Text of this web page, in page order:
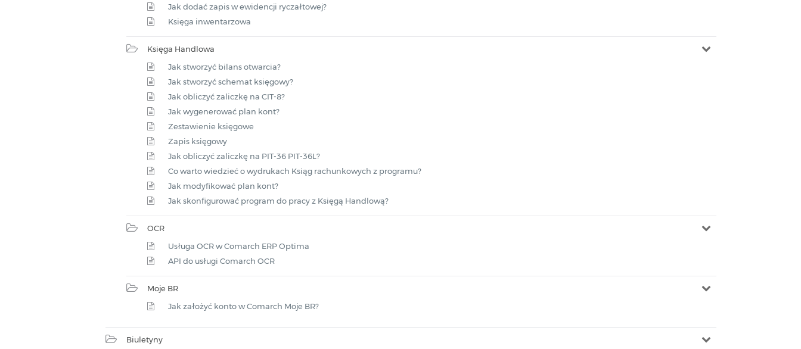
Jak dodać zapis w ewidencji ryczałtowej?
Księga inwentarzowa
Księga Handlowa
Jak stworzyć bilans otwarcia?
Jak stworzyć schemat księgowy?
Jak obliczyć zaliczkę na CIT-8?
Jak wygenerować plan kont?
Zestawienie księgowe
Zapis księgowy
Jak obliczyć zaliczkę na PIT-36 PIT-36L?
Co warto wiedzieć o wydrukach Ksiąg rachunkowych z programu?
Jak modyfikować plan kont?
Jak skonfigurować program do pracy z Księgą Handlową?
OCR
Usługa OCR w Comarch ERP Optima
API do usługi Comarch OCR
Moje BR
Jak założyć konto w Comarch Moje BR?
Biuletyny